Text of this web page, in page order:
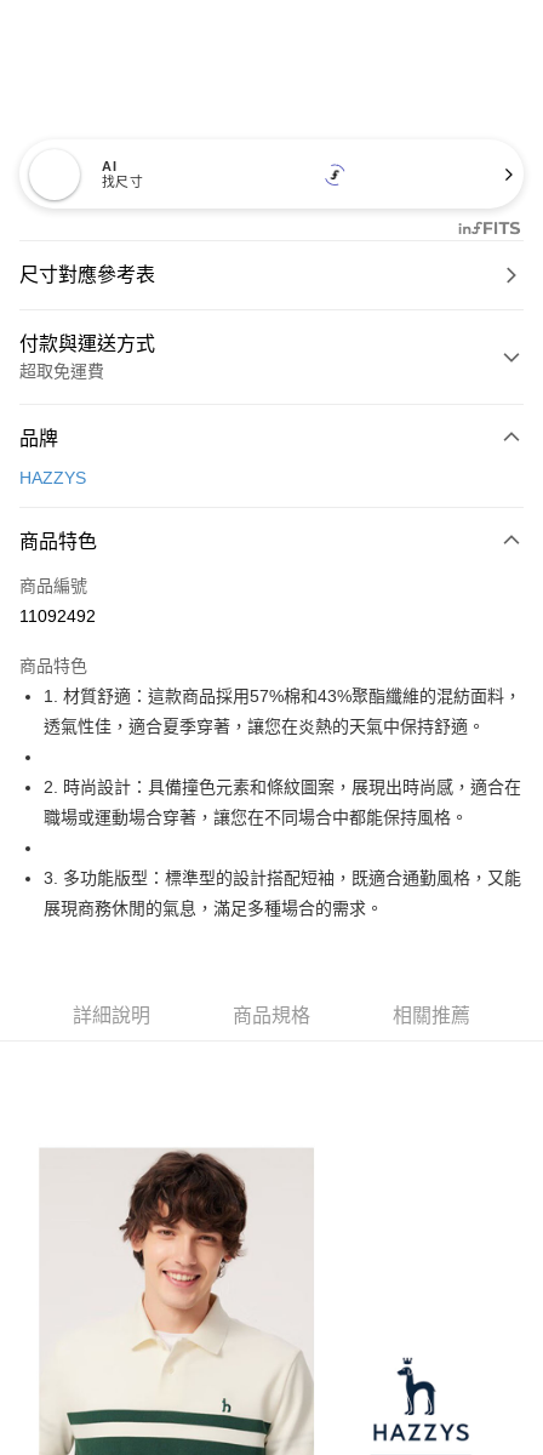
AI
找尺寸
尺寸對應參考表
付款與運送方式
超取免運費
信用卡一次付款
LINE Pay
Apple Pay
悠遊付
大哥付你分期
相關說明
【大哥付你分期使用說明】
1.本服務由台灣大哥大提供，台灣大哥大用戶可立即使用無須另外申請。
2.付款方式選擇「大哥付你分期」，訂單成立後會自動跳轉到大哥付的交易
流程，驗證手機門號後，選擇欲分期的期數、繳款截止日，確認付款後即完
成交易。
3.實際核准額度、可分期數及費用金額請依後續交易確認頁面所載為準。
4.訂單成立30分鐘內，如未前往確認交易或遇審核未通過，訂單將自動取
醒簡訊。
用戶於交易時，得透過本服務購買商品或服務，並由商店將買賣／分期付款
買賣價金債權讓與本公司後，依約使用本公司帳單繳交帳款。
2.基於同意付款使用「大哥付你分期」之契約關係目的，商店將以您的個人
資料（包含姓名、電話或地址）提供予台灣大哥大進項蒐集、處理及利用，
由本公司與您本人進行分期帳單所需資料之確認、核對及更正。
3.完整用戶服務條款，請詳閱以下連結：
AFTEE先享後付
相關說明
【關於「AFTEE先享後付」】
AFTEE先享後付是「在收到商品之後才付款」的支付方式。 讓您購物簡單
便利好安心！
１．簡單：不需註冊會員、不需綁卡、不需儲值。
【「AFTEE先享後付」結帳流程】
１．於結帳方式選擇「AFTEE先享後付」後，將跳轉至「AFTEE先享後付」
購買商品的店家。未經商家同意取消之訂單仍視為有效，需透過AFTEE先享
後付繳納相關費用。
※ 交易是否成功請以「AFTEE先享後付 」之結帳頁面顯示為準，若有關於
是否繳費成功／繳費後需取消欲退款等相關疑問，請聯繫「AFTEE先享後付
客戶支援中心」https://netprotections.freshdesk.com/support/home
１．透過由恩沛科技股份有限公司提供之「AFTEE先享後付」服務完成之交
易，需依本服務之必要範圍內提供個人資料，並將交易相關給付款項請求債
權轉讓予恩沛科技股份有限公司。
２．關於個人資料處理事宜，請瀏覽以下網址：
３．未成年的使用者請事先徵得法定代理人或監護人之同意方可使用
「AFTEE先享後付」，若未經同意申辦者引起之損失，本公司不負相關責
ATM付款
付款後萊爾富取貨
品牌
HAZZYS
商品特色
商品編號
11092492
商品特色
1. 材質舒適：這款商品採用57%棉和43%聚酯纖維的混紡面料，
透氣性佳，適合夏季穿著，讓您在炎熱的天氣中保持舒適。
2. 時尚設計：具備撞色元素和條紋圖案，展現出時尚感，適合在
職場或運動場合穿著，讓您在不同場合中都能保持風格。
3. 多功能版型：標準型的設計搭配短袖，既適合通勤風格，又能
展現商務休閒的氣息，滿足多種場合的需求。
詳細說明 商品規格 相關推薦